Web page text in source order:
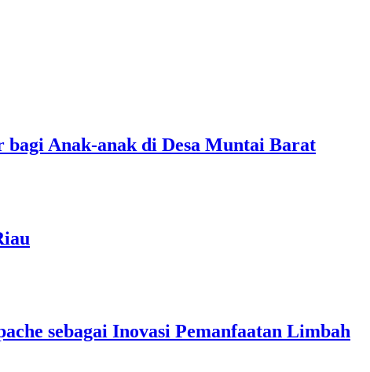
Anak-anak di Desa Muntai Barat
sebagai Inovasi Pemanfaatan Limbah